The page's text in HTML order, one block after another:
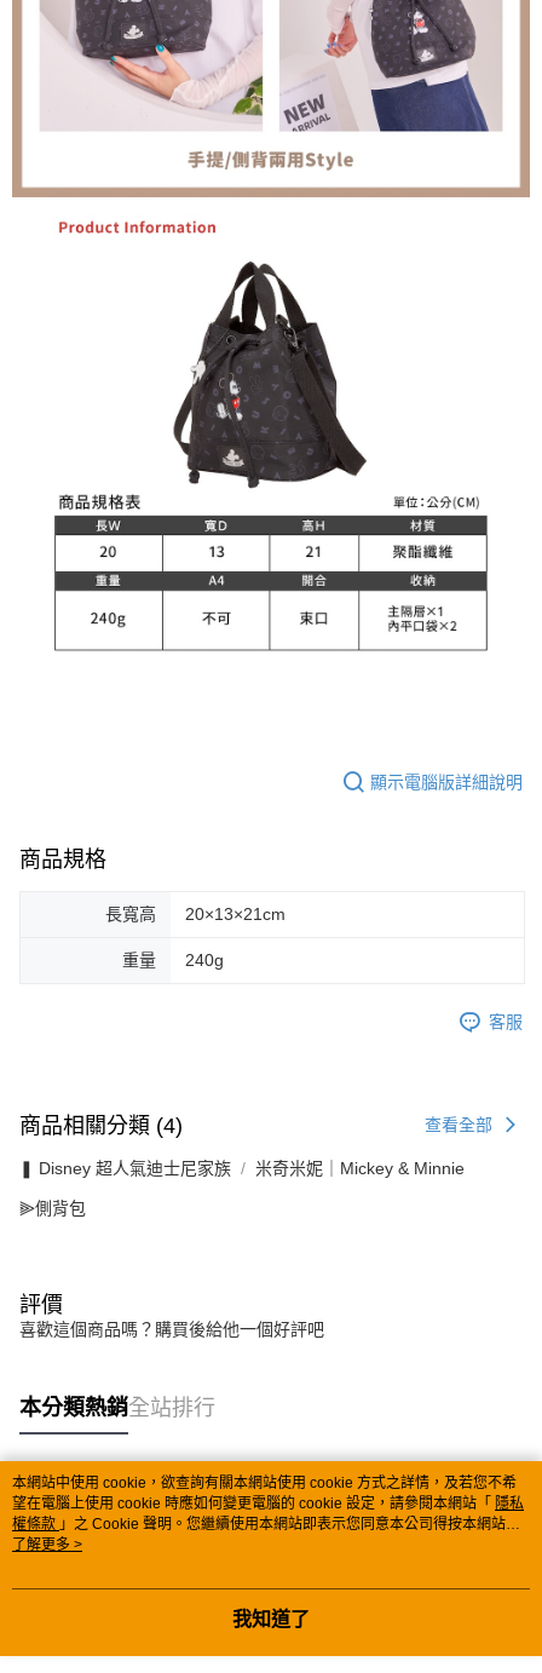
顯示電腦版詳細說明
商品規格
長寬高 20×13×21cm
重量 240g
客服
商品相關分類 (4) 查看全部
❚ Disney 超人氣迪士尼家族 米奇米妮｜Mickey & Minnie
⫸側背包
評價
喜歡這個商品嗎？購買後給他一個好評吧
本分類熱銷全站排行
熱門標籤
本網站中使用 cookie，欲查詢有關本網站使用 cookie 方式之詳情，及若您不希
望在電腦上使用 cookie 時應如何變更電腦的 cookie 設定，請參閱本網站「 隱私
權條款 」之 Cookie 聲明。您繼續使用本網站即表示您同意本公司得按本網站使
用條款之 Cookie 聲明使用 cookie。
了解更多 >
我知道了